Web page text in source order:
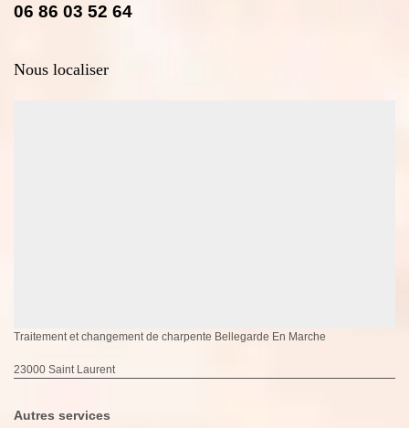
06 86 03 52 64
Nous localiser
Traitement et changement de charpente Bellegarde En Marche
23000 Saint Laurent
Autres services